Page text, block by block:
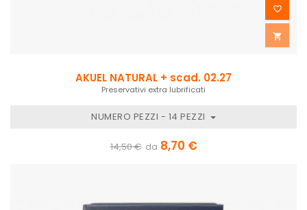


AKUEL NATURAL + scad. 02.27
Preservativi extra lubrificati
NUMERO PEZZI - 14 PEZZI
14,50 € da 8,70 €